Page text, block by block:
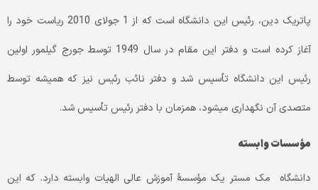
پاتریک دین، رئیس این دانشگاه است که از 1 جولای 2010 ریاست خود را
آغاز کرده است و دفتر این مقام در سال 1949 توسط جورج گیلمور اولین
رئیس این دانشگاه تأسیس شد و دفتر نائب رئیس نیز که همیشه توسط
متصدی آن نگهداری می­شود، همزمان با دفتر رئیس تأسیس شد.
مؤسسات وابسته
دانشگاه مک مستر یک مؤسسۀ آموزش عالی الهیات وابسته دارد. که این